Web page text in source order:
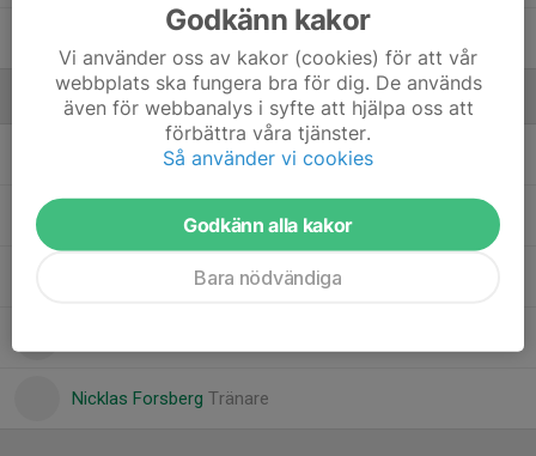
26. Joel Alamäki
Ledare
Anne WilhelmsenEkonomi
Tränare
Johan PerssonHuvudtränare
Nicklas Forsberg Tränare
Godkänn kakor
Vi använder oss av kakor (cookies) för att vår
webbplats ska fungera bra för dig. De används
även för webbanalys i syfte att hjälpa oss att
förbättra våra tjänster.
Så använder vi cookies
Godkänn alla kakor
Bara nödvändiga